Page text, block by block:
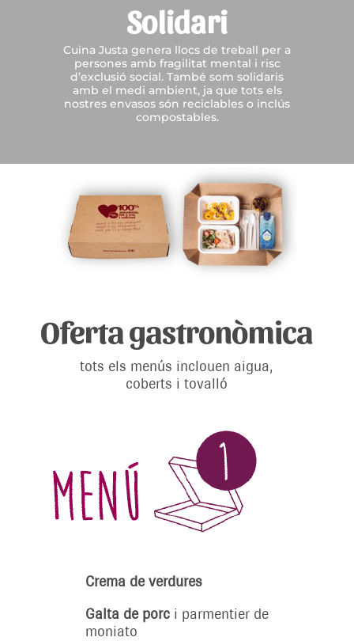
Solidari
Cuina Justa genera llocs de treball per a
persones amb fragilitat mental i risc
d’exclusió social. També som solidaris
amb el medi ambient, ja que tots els
nostres envasos són reciclables o inclús
compostables.
Oferta gastronòmica
tots els menús inclouen aigua,
coberts i tovalló
Crema de verdures
Galta de porc i parmentier de
moniato